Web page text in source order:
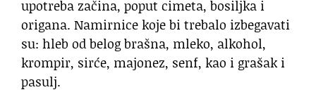
upotreba začina, poput cimeta, bosiljka i
origana. Namirnice koje bi trebalo izbegavati
su: hleb od belog brašna, mleko, alkohol,
krompir, sirće, majonez, senf, kao i grašak i
pasulj.